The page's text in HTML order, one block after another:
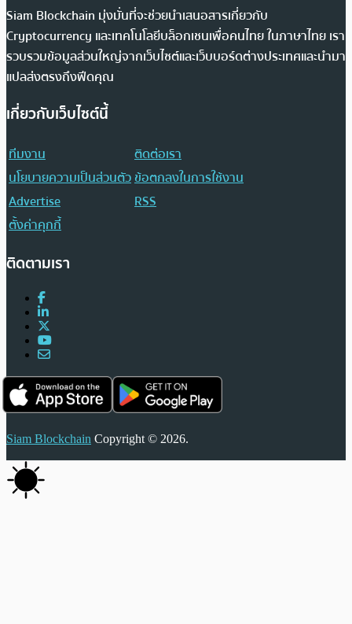
Siam Blockchain มุ่งมั่นที่จะช่วยนำเสนอสารเกี่ยวกับ
Cryptocurrency และเทคโนโลยีบล็อกเชนเพื่อคนไทย ในภาษาไทย เรา
รวบรวมข้อมูลส่วนใหญ่จากเว็บไซต์และเว็บบอร์ดต่างประเทศและนำมา
แปลส่งตรงถึงฟีดคุณ
เกี่ยวกับเว็บไซต์นี้
ทีมงาน
ติดต่อเรา
นโยบายความเป็นส่วนตัวข้อตกลงในการใช้งาน
Advertise
RSS
ตั้งค่าคุกกี้
ติดตามเรา
Siam Blockchain Copyright © 2026.